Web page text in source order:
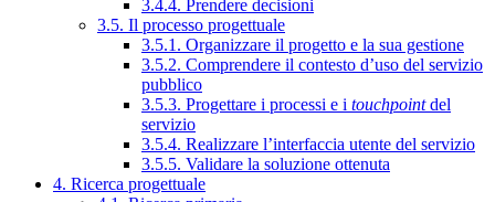
3.4.4. Prendere decisioni
3.5. Il processo progettuale
3.5.1. Organizzare il progetto e la sua gestione
3.5.2. Comprendere il contesto d’uso del servizio
pubblico
3.5.3. Progettare i processi e i touchpointdel
servizio
3.5.4. Realizzare l’interfaccia utente del servizio
3.5.5. Validare la soluzione ottenuta
4. Ricerca progettuale